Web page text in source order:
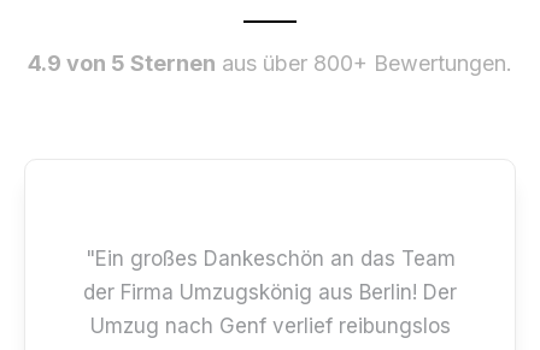
4.9 von 5 Sternen aus über 800+ Bewertungen.
"Ein großes Dankeschön an das Team
der Firma Umzugskönig aus Berlin! Der
Umzug nach Genf verlief reibungslos